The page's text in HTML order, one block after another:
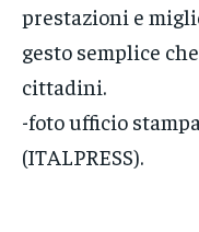
prestazioni e
gesto semplice
cittadini.
-foto ufficio
(ITALPRESS).